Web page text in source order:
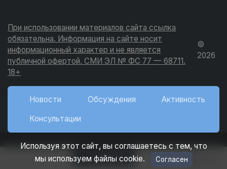
При использовании материалов сайта ссылка
обязательна. Информация на сайте носит
информационный характер и не является
публичной офертой. СМИ ЭЛ № ФС 77 — 68711.
18+
©
2026
Новости Обсуждения
Активность
Консультации
Добавить
Используя этот сайт, вы соглашаетесь с тем, что
мы используем файлы cookie.
Согласен